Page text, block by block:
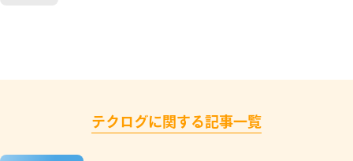
テクログに関する記事一覧